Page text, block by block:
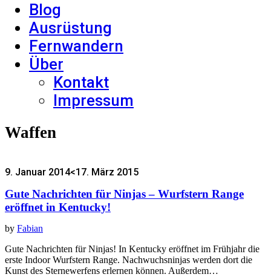
Blog
Ausrüstung
Fernwandern
Über
Kontakt
Impressum
Waffen
9. Januar 2014<17. März 2015
Gute Nachrichten für Ninjas – Wurfstern Range
eröffnet in Kentucky!
by Fabian
Gute Nachrichten für Ninjas! In Kentucky eröffnet im Frühjahr die
erste Indoor Wurfstern Range. Nachwuchsninjas werden dort die
Kunst des Sternewerfens erlernen können. Außerdem…